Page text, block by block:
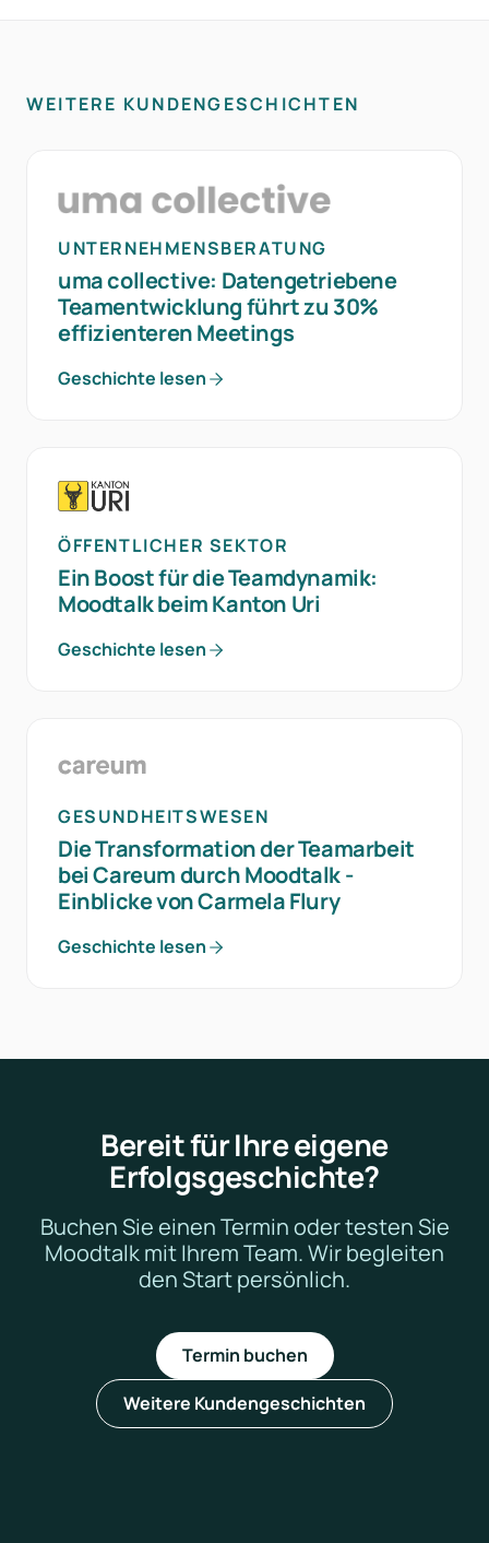
WEITERE KUNDENGESCHICHTEN
UNTERNEHMENSBERATUNG
uma collective: Datengetriebene
Teamentwicklung führt zu 30%
effizienteren Meetings
Geschichte lesen
ÖFFENTLICHER SEKTOR
Ein Boost für die Teamdynamik:
Moodtalk beim Kanton Uri
Geschichte lesen
GESUNDHEITSWESEN
Die Transformation der Teamarbeit
bei Careum durch Moodtalk -
Einblicke von Carmela Flury
Geschichte lesen
Bereit für Ihre eigene
Erfolgsgeschichte?
Buchen Sie einen Termin oder testen Sie
Moodtalk mit Ihrem Team. Wir begleiten
den Start persönlich.
Termin buchen
Weitere Kundengeschichten